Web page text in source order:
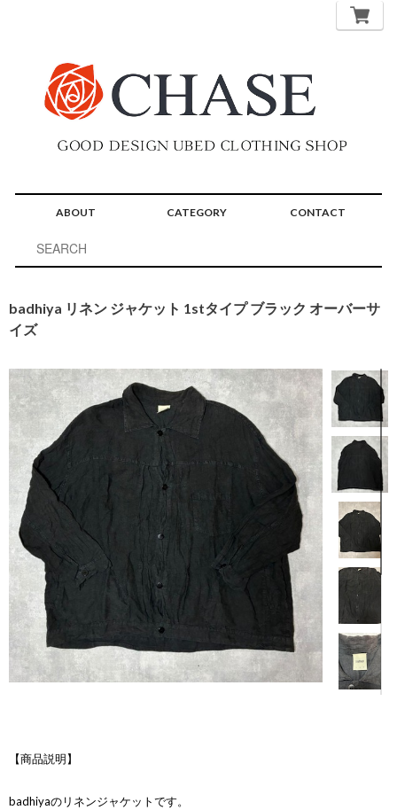
ABOUT CATEGORY CONTACT
badhiya リネン ジャケット 1stタイプ ブラック オーバーサ
イズ
【商品説明】
badhiyaのリネンジャケットです。